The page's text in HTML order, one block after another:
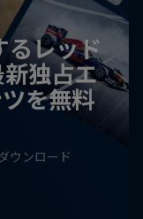
るレッド
独占エ
を無料
ウンロード